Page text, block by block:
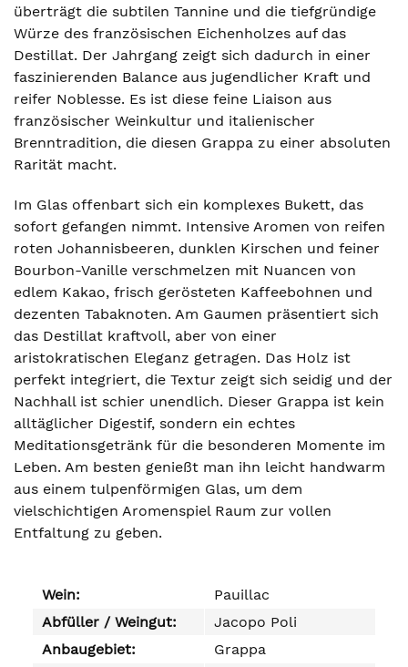
überträgt die subtilen Tannine und die tiefgründige
Würze des französischen Eichenholzes auf das
Destillat. Der Jahrgang zeigt sich dadurch in einer
faszinierenden Balance aus jugendlicher Kraft und
reifer Noblesse. Es ist diese feine Liaison aus
französischer Weinkultur und italienischer
Brenntradition, die diesen Grappa zu einer absoluten
Rarität macht.
Im Glas offenbart sich ein komplexes Bukett, das
sofort gefangen nimmt. Intensive Aromen von reifen
roten Johannisbeeren, dunklen Kirschen und feiner
Bourbon-Vanille verschmelzen mit Nuancen von
edlem Kakao, frisch gerösteten Kaffeebohnen und
dezenten Tabaknoten. Am Gaumen präsentiert sich
das Destillat kraftvoll, aber von einer
aristokratischen Eleganz getragen. Das Holz ist
perfekt integriert, die Textur zeigt sich seidig und der
Nachhall ist schier unendlich. Dieser Grappa ist kein
alltäglicher Digestif, sondern ein echtes
Meditationsgetränk für die besonderen Momente im
Leben. Am besten genießt man ihn leicht handwarm
aus einem tulpenförmigen Glas, um dem
vielschichtigen Aromenspiel Raum zur vollen
Entfaltung zu geben.
Wein:
Pauillac
Abfüller / Weingut:
Jacopo Poli
Anbaugebiet:
Grappa